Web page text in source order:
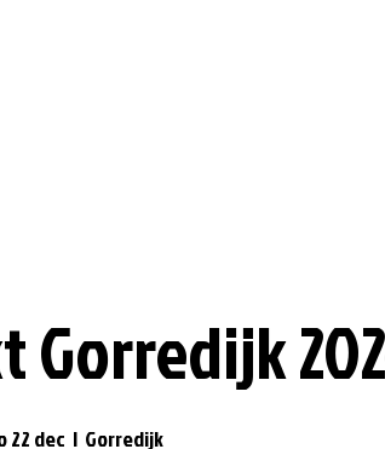
Gorredijk
22 dec
  |
Gorredijk